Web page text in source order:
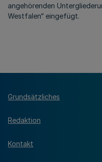
angehörenden
Westfalen“ eingefügt.
Grundsätzliches
Redaktion
Kontakt